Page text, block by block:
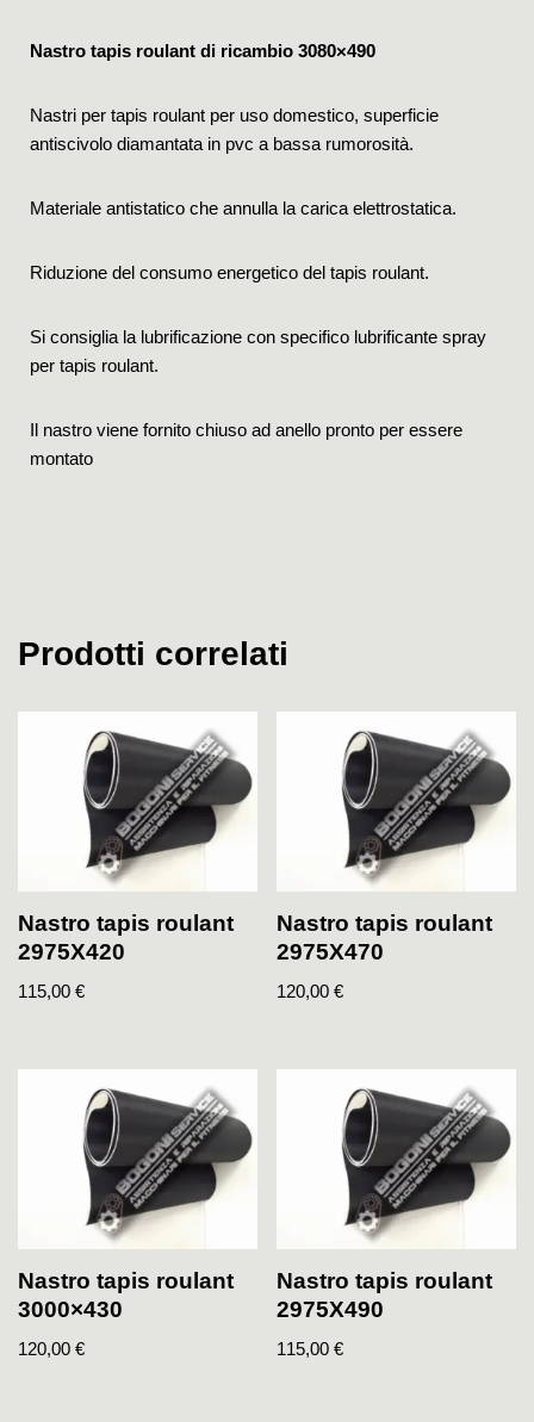
Nastro tapis roulant di ricambio 3080×490
Nastri per tapis roulant per uso domestico, superficie
antiscivolo diamantata in pvc a bassa rumorosità.
Materiale antistatico che annulla la carica elettrostatica.
Riduzione del consumo energetico del tapis roulant.
Si consiglia la lubrificazione con specifico lubrificante spray
per tapis roulant.
Il nastro viene fornito chiuso ad anello pronto per essere
montato
Prodotti correlati
Nastro tapis roulant
2975X420
115,00 €
Nastro tapis roulant
2975X470
120,00€
Nastro tapis roulant
3000×430
120,00 €
Nastro tapis roulant
2975X490
115,00€